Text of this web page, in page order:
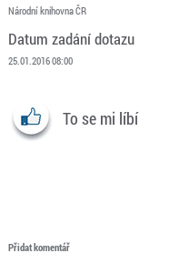
Národní knihovna ČR
Datum zadání dotazu
25.01.2016 08:00
To se mi líbí
Přidat komentář